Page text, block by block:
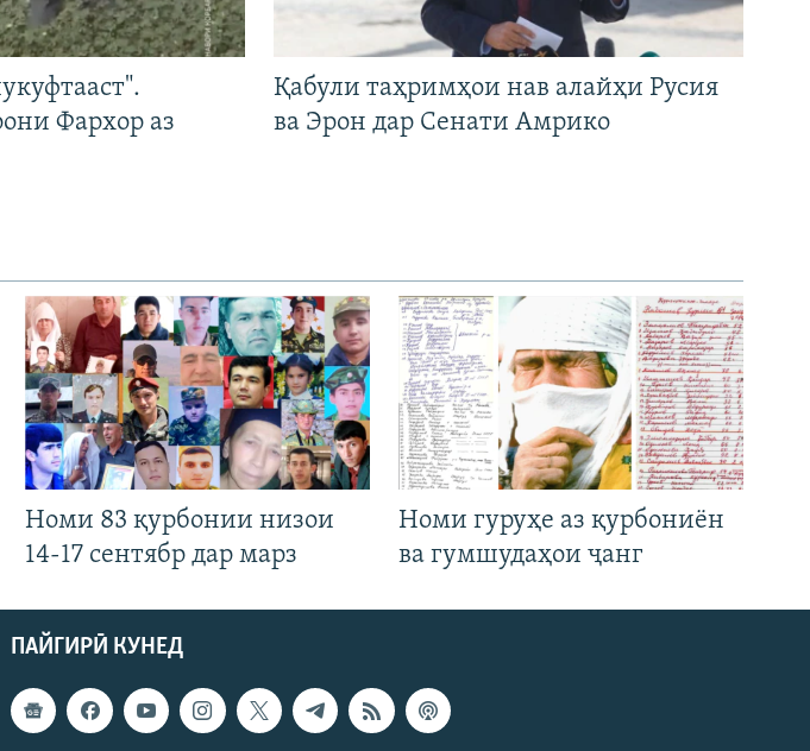
Фархор аз
Қабули таҳримҳои нав алайҳи Русия
ва Эрон дар Сенати Амрико
Номи 83 қурбонии низои
14-17 сентябр дар марз
Номи гуруҳе аз қурбониён
ва гумшудаҳои ҷанг
ПАЙГИРӢ КУНЕД